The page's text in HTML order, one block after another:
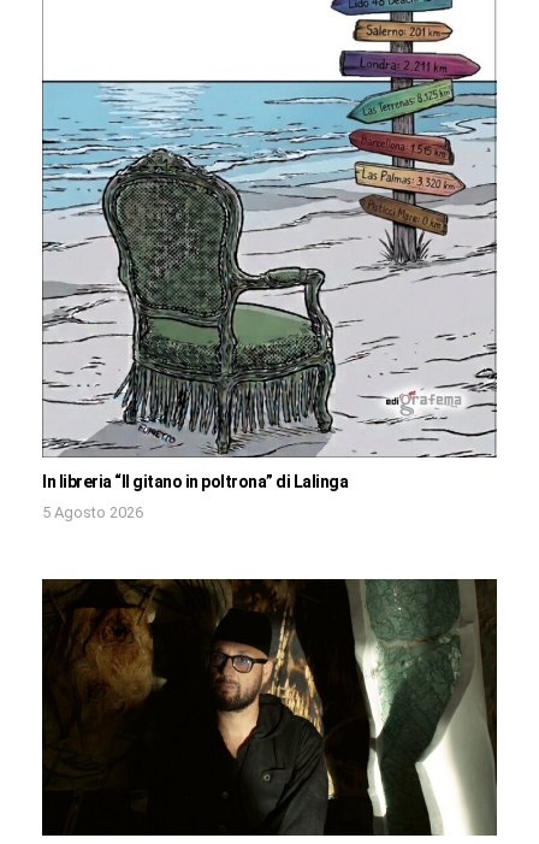
In libreria “Il gitano in poltrona” di Lalinga
5 Agosto 2026